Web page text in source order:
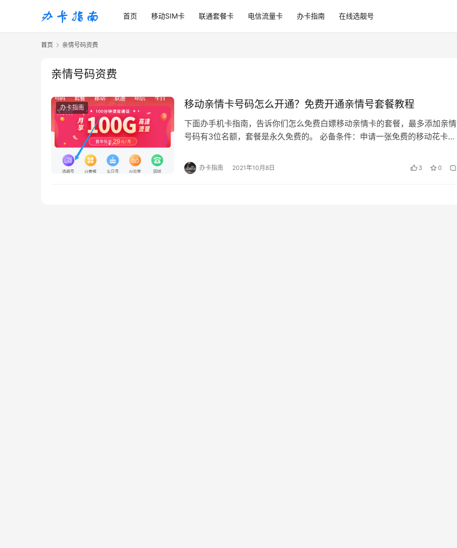
首页 移动SIM卡 联通套餐卡 电信流量卡 办卡指南 在线选靓号
首页 亲情号码资费
亲情号码资费
办卡指南 移动亲情卡号码怎么开通？免费开通亲情号套餐教程
下面办手机卡指南，告诉你们怎么免费白嫖移动亲情卡的套餐，最多添加亲情
号码有3位名额，套餐是永久免费的。 必备条件：申请一张免费的移动花卡。
办卡指南 2021年10月8日 3 0